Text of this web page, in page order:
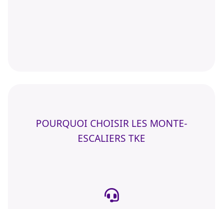
POURQUOI CHOISIR LES MONTE-
ESCALIERS TKE